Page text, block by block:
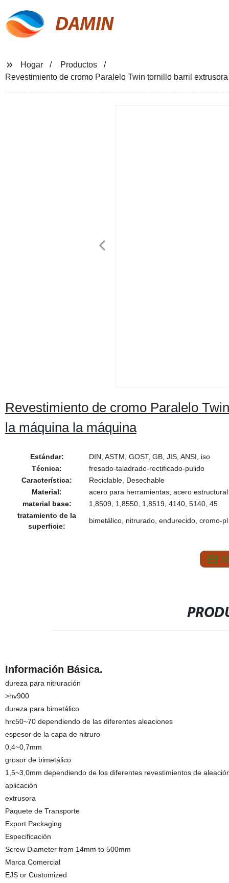
DAMIN
Hogar
Productos
Revestimiento de cromo Paralelo Twin tornillo barril
Revestimiento de cromo Paralelo
la máquina la máquina
Estándar:
DIN, ASTM, GOST, GB, JIS, ANSI, iso
Técnica:
fresado-taladrado-rectificado-pulido
Característica:
Reciclable, Desechable
Material:
acero para herramientas, acero
material base:
1,8509, 1,8550, 1,8519, 4140, 5140, 45
tratamiento de la
superficie:
bimetálico, nitrurado, endurecido, cromo-pl
Información Básica.
dureza para nitruración
>hv900
dureza para bimetálico
hrc50~70 dependiendo de las diferentes aleaciones
espesor de la capa de nitruro
0,4~0,7mm
grosor de bimetálico
1,5~3,0mm dependiendo de los diferentes revestimientos de
aplicación
extrusora
Paquete de Transporte
Export Packaging
Especificación
Screw Diameter from 14mm to 500mm
Marca Comercial
EJS or Customized